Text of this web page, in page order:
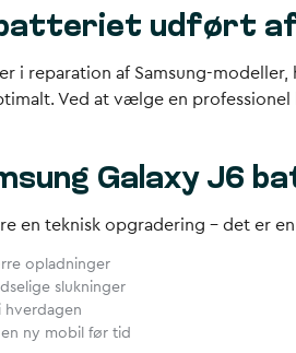
udført
i reparation af Samsung-
Ved at vælge en
Galaxy J6
en teknisk opgradering – det er
opladninger
slukninger
hverdagen
ny mobil før tid